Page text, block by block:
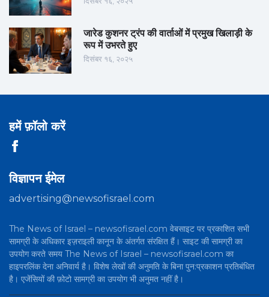
जारेड कुशनर ट्रंप की वार्ताओं में प्रमुख खिलाड़ी के
रूप में उभरते हुए
दिसंबर १६, २०२५
हमें फ़ॉलो करें
विज्ञापन ईमेल
advertising@newsofisrael.com
The News of Israel – newsofisrael.com वेबसाइट पर प्रकाशित सभी
सामग्री के अधिकार इज़राइली कानून के अंतर्गत संरक्षित हैं। साइट की सामग्री का
उपयोग करते समय The News of Israel – newsofisrael.com का
हाइपरलिंक देना अनिवार्य है। विशेष लेखों की अनुमति के बिना पुन:प्रकाशन प्रतिबंधित
है। एजेंसियों की फ़ोटो सामग्री का उपयोग भी अनुमत नहीं है।